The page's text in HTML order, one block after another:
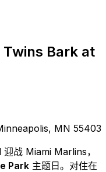
Twins Bark at
MN 55403
战 Miami Marlins，
Park 主题日。对住在